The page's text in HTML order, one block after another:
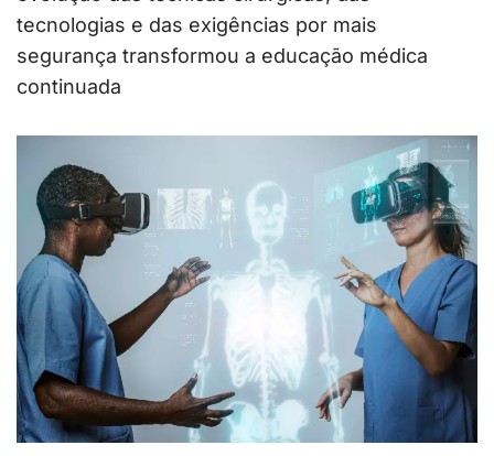
tecnologias e das exigências por mais
segurança transformou a educação médica
continuada